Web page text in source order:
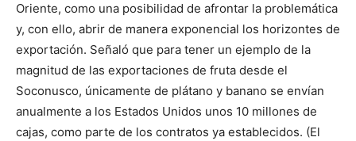
Oriente, como una posibilidad de afrontar la problemática
y, con ello, abrir de manera exponencial los horizontes de
exportación. Señaló que para tener un ejemplo de la
magnitud de las exportaciones de fruta desde el
Soconusco, únicamente de plátano y banano se envían
anualmente a los Estados Unidos unos 10 millones de
cajas, como parte de los contratos ya establecidos. (El